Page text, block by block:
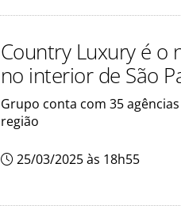
Country Luxury é o
no interior de São
Grupo conta com 35
região
25/03/2025 às 18h55